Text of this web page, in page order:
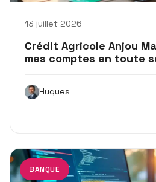
13 juillet 2026
Crédit Agricole Anjou
mes comptes en toute
Hugues
BANQUE